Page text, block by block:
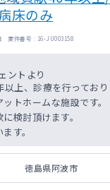
床のみ
案件番号 : 16-JU003158
ントより
以上、診療を行っており
トホームな施設です。
検討頂けます。
す。
徳島県阿波市